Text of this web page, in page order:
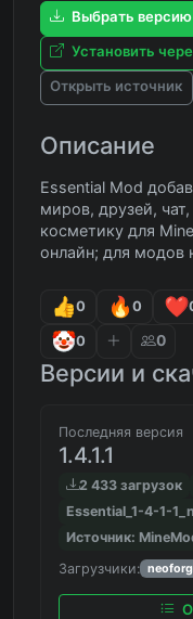
Выбрать версию
Установить
Открыть источник
Описание
Essential Mod
миров, друзей,
косметику для
онлайн; для модов
0 0
0 0
Версии и
Последняя версия
1.4.1.1
2 433 загрузок
Essential_1-4-1-
Источник:
Загрузчики: